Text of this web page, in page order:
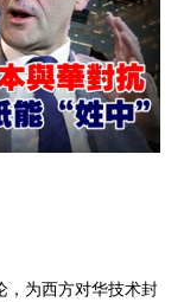
，为西方对华技术封